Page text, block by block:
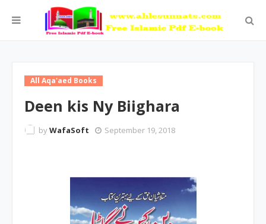
All Aqa'aed Books
Deen kis Ny Biighara
byWafaSoft September 19, 2018